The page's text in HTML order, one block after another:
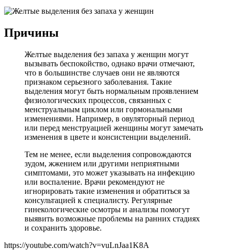
Причины
Желтые выделения без запаха у женщин могут
вызывать беспокойство, однако врачи отмечают,
что в большинстве случаев они не являются
признаком серьезного заболевания. Такие
выделения могут быть нормальным проявлением
физиологических процессов, связанных с
менструальным циклом или гормональными
изменениями. Например, в овуляторный период
или перед менструацией женщины могут замечать
изменения в цвете и консистенции выделений.
Тем не менее, если выделения сопровождаются
зудом, жжением или другими неприятными
симптомами, это может указывать на инфекцию
или воспаление. Врачи рекомендуют не
игнорировать такие изменения и обратиться за
консультацией к специалисту. Регулярные
гинекологические осмотры и анализы помогут
выявить возможные проблемы на ранних стадиях
и сохранить здоровье.
https://youtube.com/watch?v=vuLnJaa1K8A